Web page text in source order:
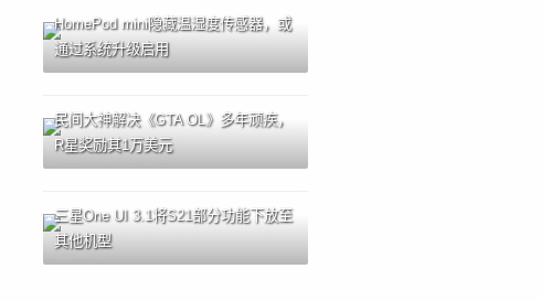
HomePod mini隐藏温湿度传感器，或
通过系统升级启用
民间大神解决《GTA OL》多年顽疾，
R星奖励其1万美元
三星One UI 3.1将S21部分功能下放至
其他机型